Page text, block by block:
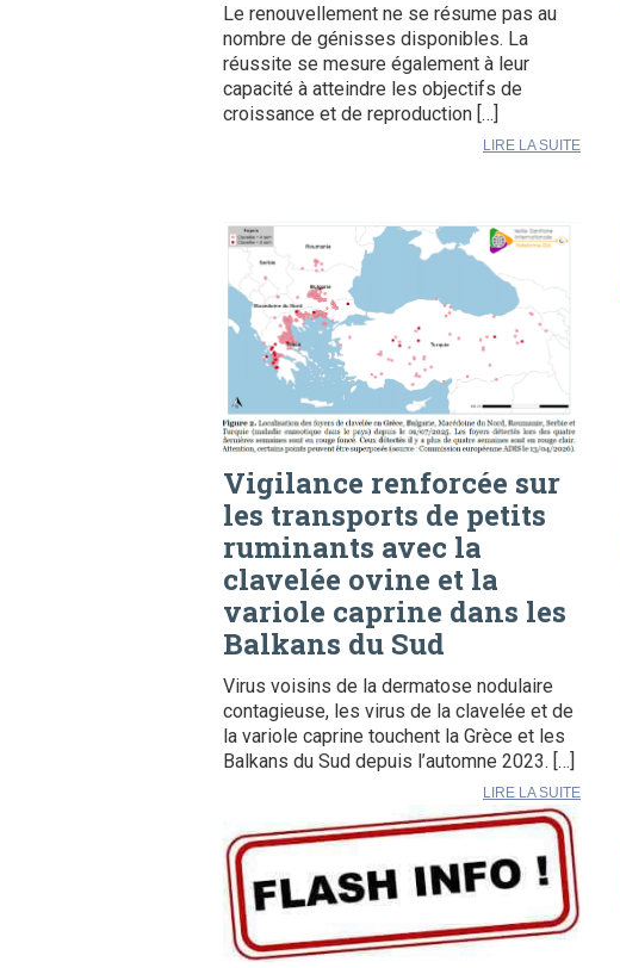
Le renouvellement ne se résume pas au
nombre de génisses disponibles. La
réussite se mesure également à leur
capacité à atteindre les objectifs de
croissance et de reproduction […]
LIRE LA SUITE
Vigilance renforcée sur
les transports de petits
ruminants avec la
clavelée ovine et la
variole caprine dans les
Balkans du Sud
Virus voisins de la dermatose nodulaire
contagieuse, les virus de la clavelée et de
la variole caprine touchent la Grèce et les
Balkans du Sud depuis l’automne 2023. […]
LIRE LA SUITE